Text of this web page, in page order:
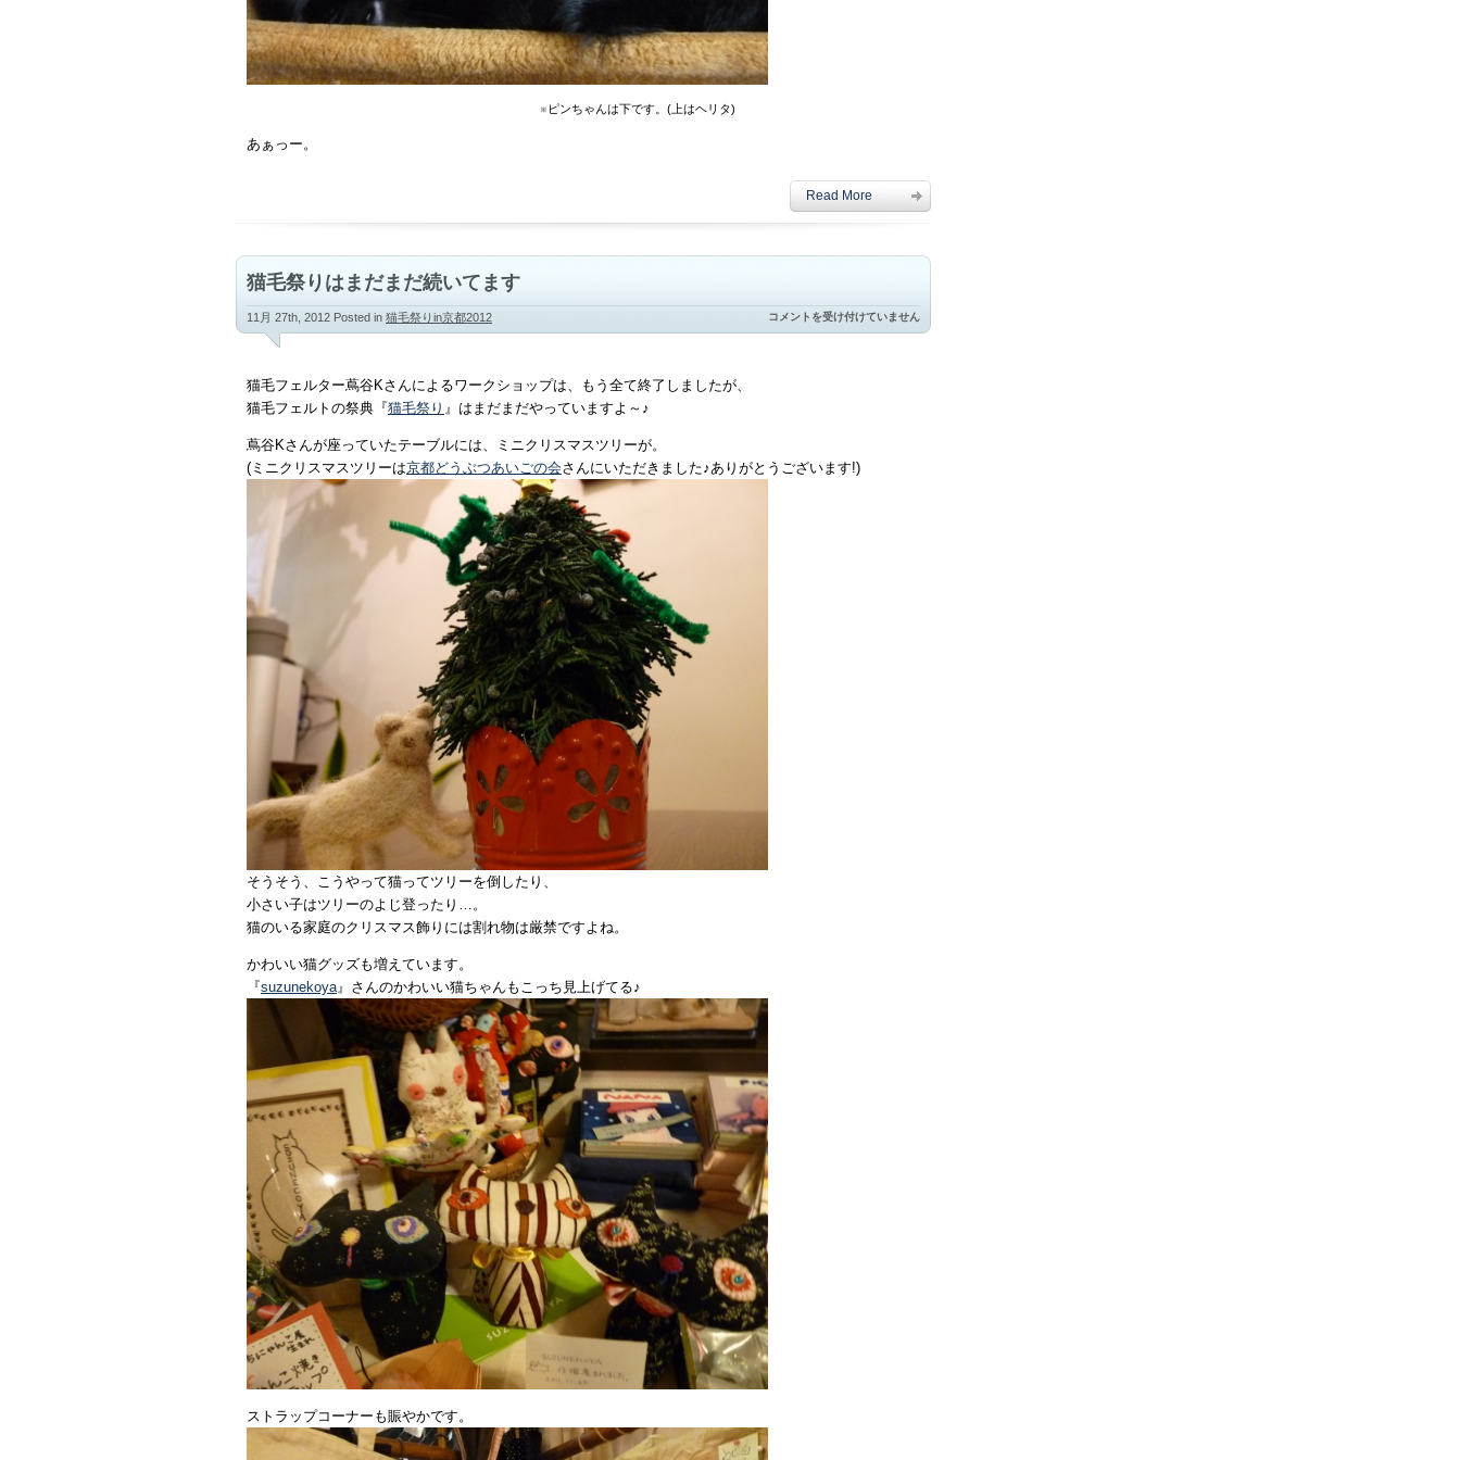
※ピンちゃんは下です。(上はヘリタ)
あぁっー。
Read More
猫毛祭りはまだまだ続いてます
11月 27th, 2012 Posted in 猫毛祭りin京都2012
猫
毛
い
て
コメントを受け付けていません
猫毛フェルター蔦谷Kさんによるワークショップは、もう全て終了しましたが、
猫毛フェルトの祭典『猫毛祭り 』はまだまだやっていますよ～♪
蔦谷Kさんが座っていたテーブルには、ミニクリスマスツリーが。
(ミニクリスマスツリーは京都どうぶつあいごの会さんにいただきました♪ありがとうございます!)
そうそう、こうやって猫ってツリーを倒したり、
小さい子はツリーのよじ登ったり…。
猫のいる家庭のクリスマス飾りには割れ物は厳禁ですよね。
かわいい猫グッズも増えています。
『suzunekoya』さんのかわいい猫ちゃんもこっち見上げてる♪
ストラップコーナーも賑やかです。